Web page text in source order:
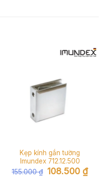
Kẹp kính gắn tường
Imundex 712.12.500
155.000₫ Giá
gốc
108.500 ₫Giá
hiện